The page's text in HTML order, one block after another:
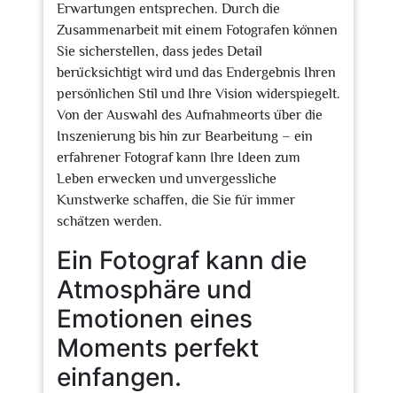
Erwartungen entsprechen. Durch die
Zusammenarbeit mit einem Fotografen können
Sie sicherstellen, dass jedes Detail
berücksichtigt wird und das Endergebnis Ihren
persönlichen Stil und Ihre Vision widerspiegelt.
Von der Auswahl des Aufnahmeorts über die
Inszenierung bis hin zur Bearbeitung – ein
erfahrener Fotograf kann Ihre Ideen zum
Leben erwecken und unvergessliche
Kunstwerke schaffen, die Sie für immer
schätzen werden.
Ein Fotograf kann die
Atmosphäre und
Emotionen eines
Moments perfekt
einfangen.